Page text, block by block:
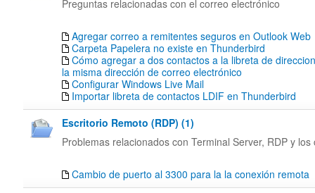
Preguntas relacionadas con el correo electrónico
Agregar correo a remitentes seguros en Outlook Web
Carpeta Papelera no existe en Thunderbird
Cómo agregar a dos contactos a la libreta de
la misma dirección de correo electrónico
Configurar Windows Live Mail
Importar libreta de contactos LDIF en Thunderbird
Escritorio Remoto (RDP) (1)
Problemas relacionados con Terminal Server, RDP y los
Cambio de puerto al 3300 para la la conexión remota